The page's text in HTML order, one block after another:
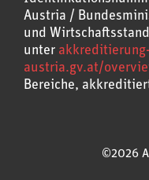
Austria /
und
unter akkreditierung-
austria.gv.at/
Bereiche,
©2026